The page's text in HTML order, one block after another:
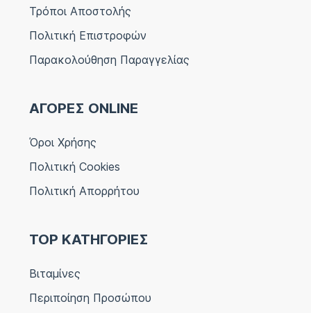
Τρόποι Αποστολής
Πολιτική Επιστροφών
Παρακολούθηση Παραγγελίας
ΑΓΟΡΕΣ ONLINE
Όροι Χρήσης
Πολιτική Cookies
Πολιτική Απορρήτου
TOP ΚΑΤΗΓΟΡΙΕΣ
Βιταμίνες
Περιποίηση Προσώπου